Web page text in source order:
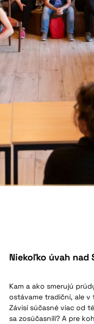
Niekoľko úvah
Kam a ako smerujú
ostávame tradiční, ale v
Závisí súčasné viac od
sa zosúčasnili? A pre